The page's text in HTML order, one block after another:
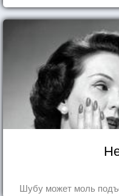
Шубу может моль